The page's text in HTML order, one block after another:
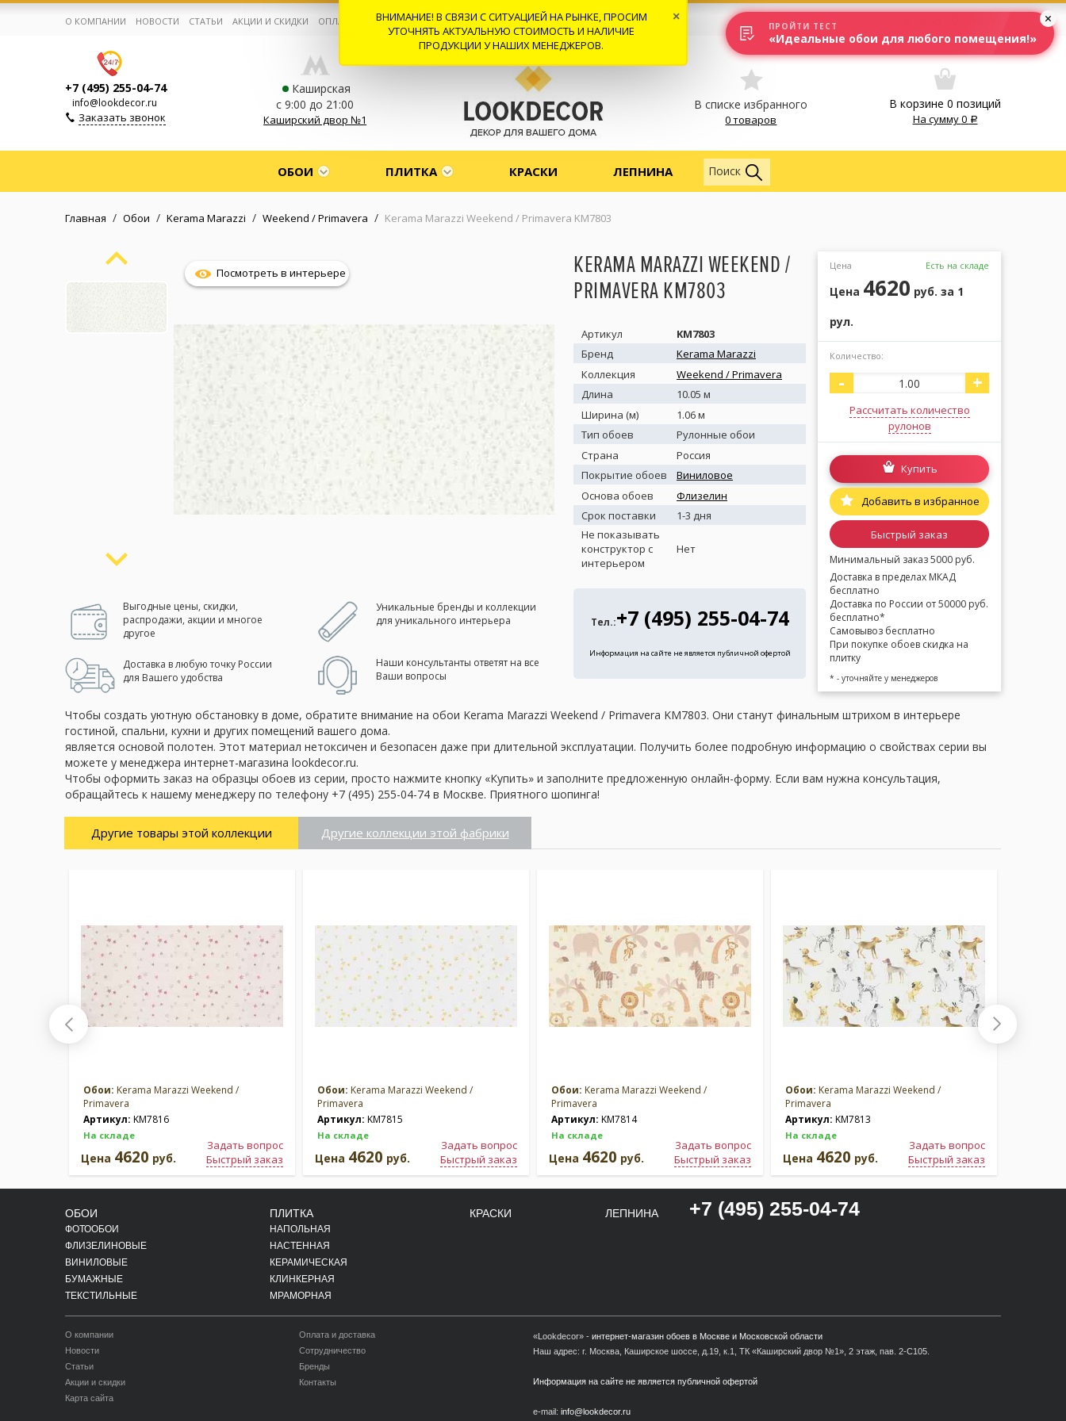
Корзина:0
Избранное:0 товаров
Каталог
Личный кабинет
(сменить город)
Заказать обратный звонок
О КОМПАНИИ НОВОСТИ СТАТЬИ АКЦИИ И СКИДКИ ОПЛАТА И ДОСТАВКА СОТРУДНИЧЕСТВО КОНТАКТЫ ОТЗЫВЫ
+7 (495) 255-04-74
info@lookdecor.ru
Заказать звонок
Каширская
с 9:00 до 21:00
Каширский двор №1
В списке избранного
0 товаров
В корзине 0 позиций
На сумму0
ОБОИ ПЛИТКА КРАСКИ ЛЕПНИНА Обои
Поиск
Главная / Обои / Kerama Marazzi / Weekend / Primavera / Kerama Marazzi Weekend / Primavera KM7803
Посмотреть в интерьере
Выгодные цены, скидки,
распродажи, акции и многое
другое
Уникальные бренды и коллекции
для уникального интерьера
Доставка в любую точку России
для Вашего удобства
Наши консультанты ответят на все
Ваши вопросы
KERAMA MARAZZI WEEKEND /
PRIMAVERA KM7803
Артикул
KM7803
Бренд
Kerama Marazzi
Коллекция
Weekend / Primavera
Длина
10.05 м
Ширина (м)
1.06 м
Тип обоев
Рулонные обои
Страна
Россия
Покрытие обоев
Виниловое
Основа обоев
Флизелин
Срок поставки
1-3 дня
Не показывать
конструктор с
интерьером
Нет
Тел.:+7 (495) 255-04-74
Информация на сайте не является публичной офертой
Цена Есть на складе
Цена 4620 руб. за 1
рул.
Количество:
- +
Рассчитать количество
рулонов
Купить
Добавить в избранное
Быстрый заказ
Минимальный заказ 5000 руб.
Доставка в пределах МКАД
бесплатно
Доставка по России от 50000 руб.
бесплатно*
Самовывоз бесплатно
При покупке обоев скидка на
плитку
* - уточняйте у менеджеров
Чтобы создать уютную обстановку в доме, обратите внимание на обои Kerama Marazzi Weekend / Primavera KM7803. Они станут финальным штрихом в интерьере
гостиной, спальни, кухни и других помещений вашего дома.
является основой полотен. Этот материал нетоксичен и безопасен даже при длительной эксплуатации. Получить более подробную информацию о свойствах серии вы
можете у менеджера интернет-магазина lookdecor.ru.
Чтобы оформить заказ на образцы обоев из серии, просто нажмите кнопку «Купить» и заполните предложенную онлайн-форму. Если вам нужна консультация,
обращайтесь к нашему менеджеру по телефону +7 (495) 255-04-74 в Москве. Приятного шопинга!
Другие товары этой коллекции Другие коллекции этой фабрики
Обои: Kerama Marazzi Weekend /
Primavera
Артикул: KM7816
На складе
Задать вопрос
Быстрый заказ
Цена 4620 руб.
Обои: Kerama Marazzi Weekend /
Primavera
Артикул: KM7815
На складе
Задать вопрос
Быстрый заказ
Цена 4620 руб.
Обои: Kerama Marazzi Weekend /
Primavera
Артикул: KM7814
На складе
Задать вопрос
Быстрый заказ
Цена 4620 руб.
Обои: Kerama Marazzi Weekend /
Primavera
Артикул: KM7813
На складе
Задать вопрос
Быстрый заказ
Цена 4620 руб.
ОБОИ
ФОТООБОИ
ФЛИЗЕЛИНОВЫЕ
ВИНИЛОВЫЕ
БУМАЖНЫЕ
ТЕКСТИЛЬНЫЕ
ПЛИТКА
НАПОЛЬНАЯ
НАСТЕННАЯ
КЕРАМИЧЕСКАЯ
КЛИНКЕРНАЯ
МРАМОРНАЯ
КРАСКИ ЛЕПНИНА +7 (495) 255-04-74
О компании
Новости
Статьи
Акции и скидки
Карта сайта
Оплата и доставка
Сотрудничество
Бренды
Контакты
«Lookdecor» - интернет-магазин обоев в Москве и Московской области
Наш адрес: г. Москва, Каширское шоссе, д.19, к.1, ТК «Каширский двор №1», 2 этаж, пав. 2-С105.
Информация на сайте не является публичной офертой
e-mail: info@lookdecor.ru
ВНИМАНИЕ! В СВЯЗИ С СИТУАЦИЕЙ НА РЫНКЕ, ПРОСИМ
УТОЧНЯТЬ АКТУАЛЬНУЮ СТОИМОСТЬ И НАЛИЧИЕ
ПРОДУКЦИИ У НАШИХ МЕНЕДЖЕРОВ.
×
ПРОЙТИ ТЕСТ
«Идеальные обои для любого помещения!»